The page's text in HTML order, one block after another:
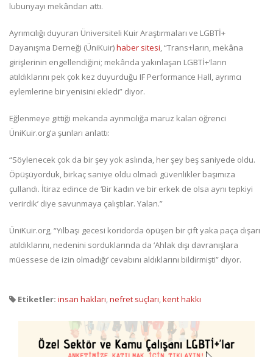
lubunyayı mekândan attı.
Ayrımcılığı duyuran Üniversiteli Kuir Araştırmaları ve LGBTİ+
Dayanışma Derneği (ÜniKuir)haber sitesi, “Trans+ların, mekâna
girişlerinin engellendiğini; mekânda yakınlaşan LGBTİ+’ların
atıldıklarını pek çok kez duyurduğu IF Performance Hall, ayrımcı
eylemlerine bir yenisini ekledi” diyor.
Eğlenmeye gittiği mekanda ayrımcılığa maruz kalan öğrenci
ÜniKuir.org’a şunları anlattı:
“Söylenecek çok da bir şey yok aslında, her şey beş saniyede oldu.
Öpüşüyorduk, birkaç saniye oldu olmadı güvenlikler başımıza
çullandı. İtiraz edince de ‘Bir kadın ve bir erkek de olsa aynı tepkiyi
verirdik’ diye savunmaya çalıştılar. Yalan.”
ÜniKuir.org, “Yılbaşı gecesi koridorda öpüşen bir çift yaka paça dışarı
atıldıklarını, nedenini sorduklarında da ‘Ahlak dışı davranışlara
müessese de izin olmadığı’ cevabını aldıklarını bildirmişti” diyor.
Etiketler: insan hakları,nefret suçları,kent hakkı